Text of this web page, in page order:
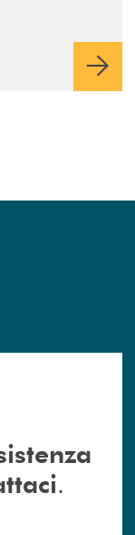
Contattaci .
.